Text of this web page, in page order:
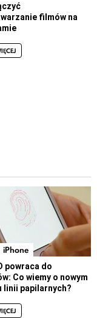
filmów na
iPhone
powraca do
Co wiemy o nowym
linii papilarnych?